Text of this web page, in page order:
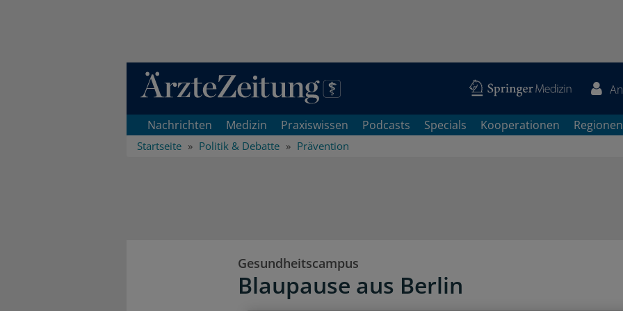
Direkt zum Inhaltsbereich
Nachrichten Medizin Praxiswissen Podcasts Specials Kooperationen Regionen
Startseite Politik & Debatte Prävention
Gesundheitscampus
Blaupause aus Berlin